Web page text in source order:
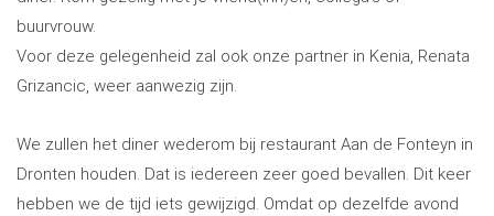
buurvrouw.
Voor deze gelegenheid zal ook onze partner in Kenia, Renata
Grizancic, weer aanwezig zijn.
We zullen het diner wederom bij restaurant Aan de Fonteyn in
Dronten houden. Dat is iedereen zeer goed bevallen. Dit keer
hebben we de tijd iets gewijzigd. Omdat op dezelfde avond